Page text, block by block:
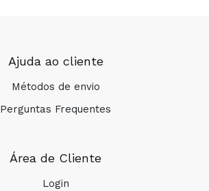
Ajuda ao cliente
Métodos de envio
Perguntas Frequentes
Área de Cliente
Login